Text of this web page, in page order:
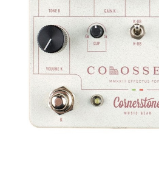
キーボード
管楽器
アンプ